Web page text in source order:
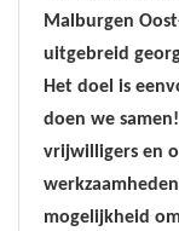
Malburgen
uitgebreid
Het doel is
doen we
vrijwilligers en
mogelijkheid